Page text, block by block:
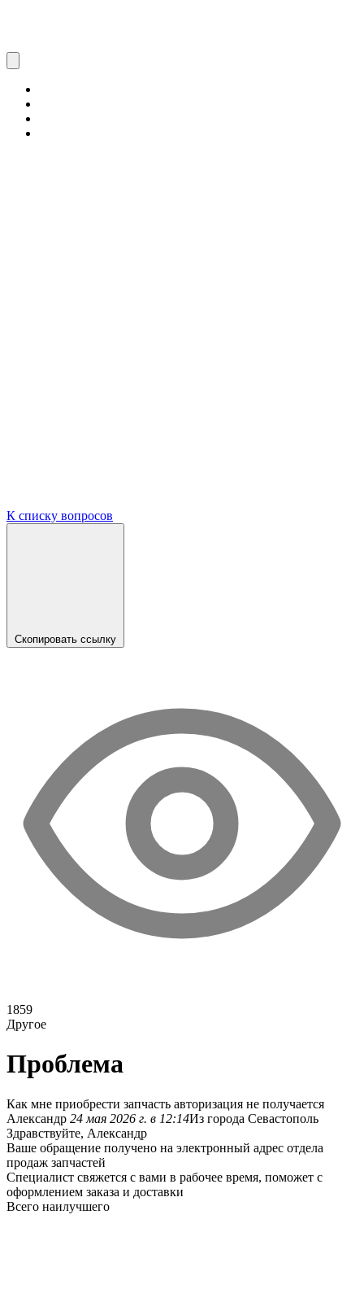
К списку вопросов
Скопировать ссылку
1859
Другое
Проблема
Как мне приобрести запчасть авторизация не получается
Александр 24 мая 2026 г. в 12:14Из города Севастополь
Здравствуйте, Александр
Ваше обращение получено на электронный адрес отдела
продаж запчастей
Специалист свяжется с вами в рабочее время, поможет с
оформлением заказа и доставки
Всего наилучшего